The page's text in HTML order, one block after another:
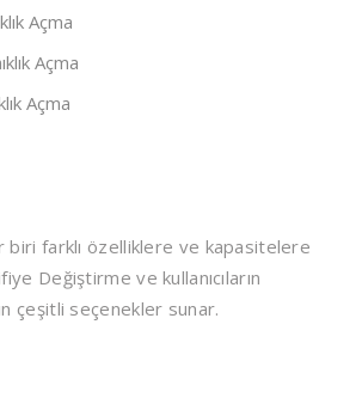
Açma
Açma
Açma
biri farklı özelliklere ve kapasitelere
Değiştirme ve kullanıcıların
çeşitli seçenekler sunar.